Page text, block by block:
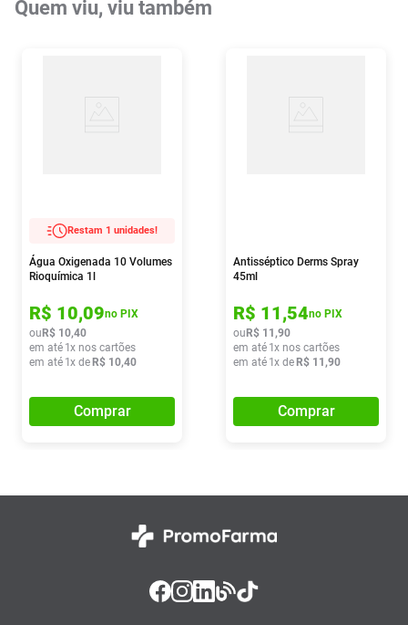
Quem viu, viu também
Restam 1 unidades!
Água Oxigenada 10 Volumes
Rioquímica 1l
R$ 10,09no PIX
ou R$ 10,40
em até 1x nos cartões
em até 1x de R$ 10,40
Comprar
Antisséptico Derms Spray
45ml
R$ 11,54no PIX
ou R$ 11 ,90
em até 1x nos cartões
em até 1x de R$ 11 ,90
Comprar